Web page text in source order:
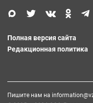
Полная версия сайта
Редакционная политика
Пишите нам на